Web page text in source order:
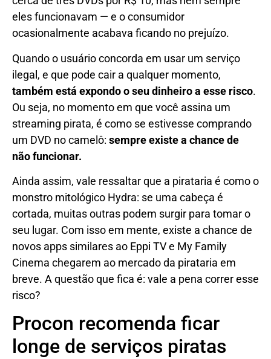
eles funcionavam — e o consumidor
ocasionalmente acabava ficando no prejuízo.
Quando o usuário concorda em usar um serviço
ilegal, e que pode cair a qualquer momento,
também está expondo o seu dinheiro a esse risco.
Ou seja, no momento em que você assina um
streaming pirata, é como se estivesse comprando
um DVD no camelô: sempre existe a chance de
não funcionar.
Ainda assim, vale ressaltar que a pirataria é como o
monstro mitológico Hydra: se uma cabeça é
cortada, muitas outras podem surgir para tomar o
seu lugar. Com isso em mente, existe a chance de
novos apps similares ao Eppi TV e My Family
Cinema chegarem ao mercado da pirataria em
breve. A questão que fica é: vale a pena correr esse
risco?
Procon recomenda ficar
longe de serviços piratas